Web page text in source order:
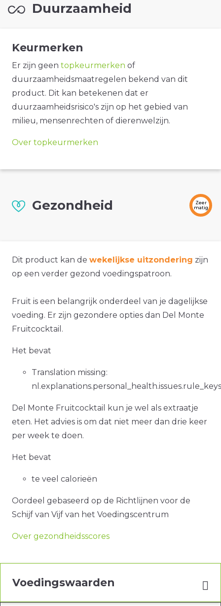
Duurzaamheid
Keurmerken
Er zijn geen topkeurmerken of
duurzaamheidsmaatregelen bekend van dit
product. Dit kan betekenen dat er
duurzaamheidsrisico's zijn op het gebied van
milieu, mensenrechten of dierenwelzijn.
Over topkeurmerken
Gezondheid
Zeer
matig
Dit product kan de wekelijkse uitzondering zijn
op een verder gezond voedingspatroon.
Fruit is een belangrijk onderdeel van je dagelijkse
voeding. Er zijn gezondere opties dan Del Monte
Fruitcocktail.
Het bevat
Translation missing:
Del Monte Fruitcocktail kun je wel als extraatje
eten. Het advies is om dat niet meer dan drie keer
per week te doen.
Het bevat
te veel calorieën
Oordeel gebaseerd op de Richtlijnen voor de
Schijf van Vijf van het Voedingscentrum
Over gezondheidsscores
Voedingswaarden